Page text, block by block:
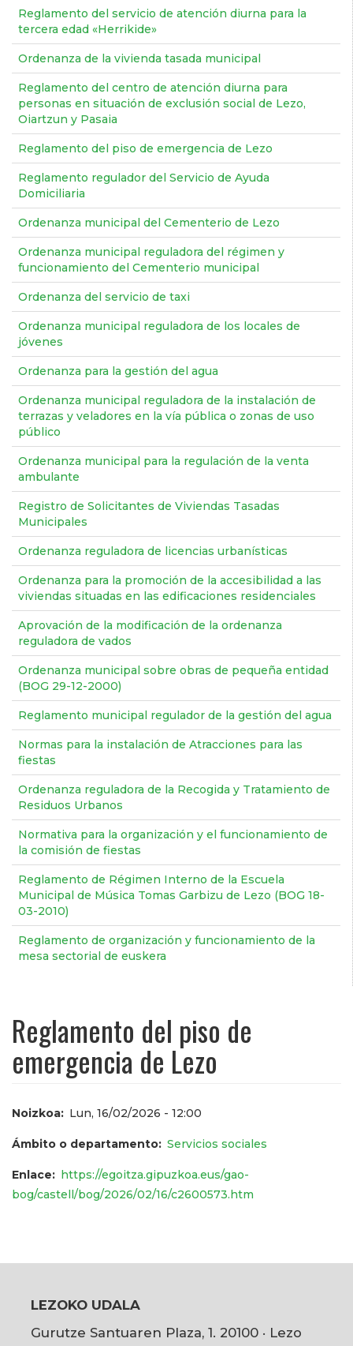
Reglamento del servicio de atención diurna para la
tercera edad «Herrikide»
Ordenanza de la vivienda tasada municipal
Reglamento del centro de atención diurna para
personas en situación de exclusión social de Lezo,
Oiartzun y Pasaia
Reglamento del piso de emergencia de Lezo
Reglamento regulador del Servicio de Ayuda
Domiciliaria
Ordenanza municipal del Cementerio de Lezo
Ordenanza municipal reguladora del régimen y
funcionamiento del Cementerio municipal
Ordenanza del servicio de taxi
Ordenanza municipal reguladora de los locales de
jóvenes
Ordenanza para la gestión del agua
Ordenanza municipal reguladora de la instalación de
terrazas y veladores en la vía pública o zonas de uso
público
Ordenanza municipal para la regulación de la venta
ambulante
Registro de Solicitantes de Viviendas Tasadas
Municipales
Ordenanza reguladora de licencias urbanísticas
Ordenanza para la promoción de la accesibilidad a las
viviendas situadas en las edificaciones residenciales
Aprovación de la modificación de la ordenanza
reguladora de vados
Ordenanza municipal sobre obras de pequeña entidad
(BOG 29-12-2000)
Reglamento municipal regulador de la gestión del agua
Normas para la instalación de Atracciones para las
fiestas
Ordenanza reguladora de la Recogida y Tratamiento de
Residuos Urbanos
Normativa para la organización y el funcionamiento de
la comisión de fiestas
Reglamento de Régimen Interno de la Escuela
Municipal de Música Tomas Garbizu de Lezo (BOG 18-
03-2010)
Reglamento de organización y funcionamiento de la
mesa sectorial de euskera
Reglamento del piso de
emergencia de Lezo
Noizkoa Lun, 16/02/2026 - 12:00
Ámbito o departamento Servicios sociales
Enlace
https://egoitza.gipuzkoa.eus/gao-
bog/castell/bog/2026/02/16/c2600573.htm
LEZOKO UDALA
Gurutze Santuaren Plaza, 1. 20100 · Lezo